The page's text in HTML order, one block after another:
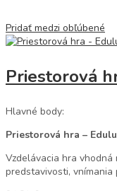
Pridať medzi obľúbené
Priestorová
Hlavné body:
Priestorová hra –
Vzdelávacia hra
predstavivosti,